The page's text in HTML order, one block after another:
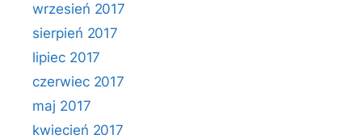
wrzesień 2017
sierpień 2017
lipiec 2017
czerwiec 2017
maj 2017
kwiecień 2017